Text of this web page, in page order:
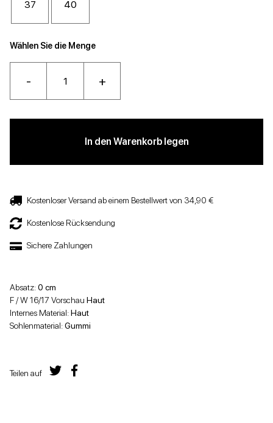
37 40
Wählen Sie die Menge
- +
In den Warenkorb legen
Kostenloser Versand ab einem Bestellwert von 34,90 €
Kostenlose Rücksendung
Sichere Zahlungen
Absatz:0 cm
F / W 16/17 Vorschau Haut
Internes Material:Haut
Sohlenmaterial:Gummi
Teilen auf